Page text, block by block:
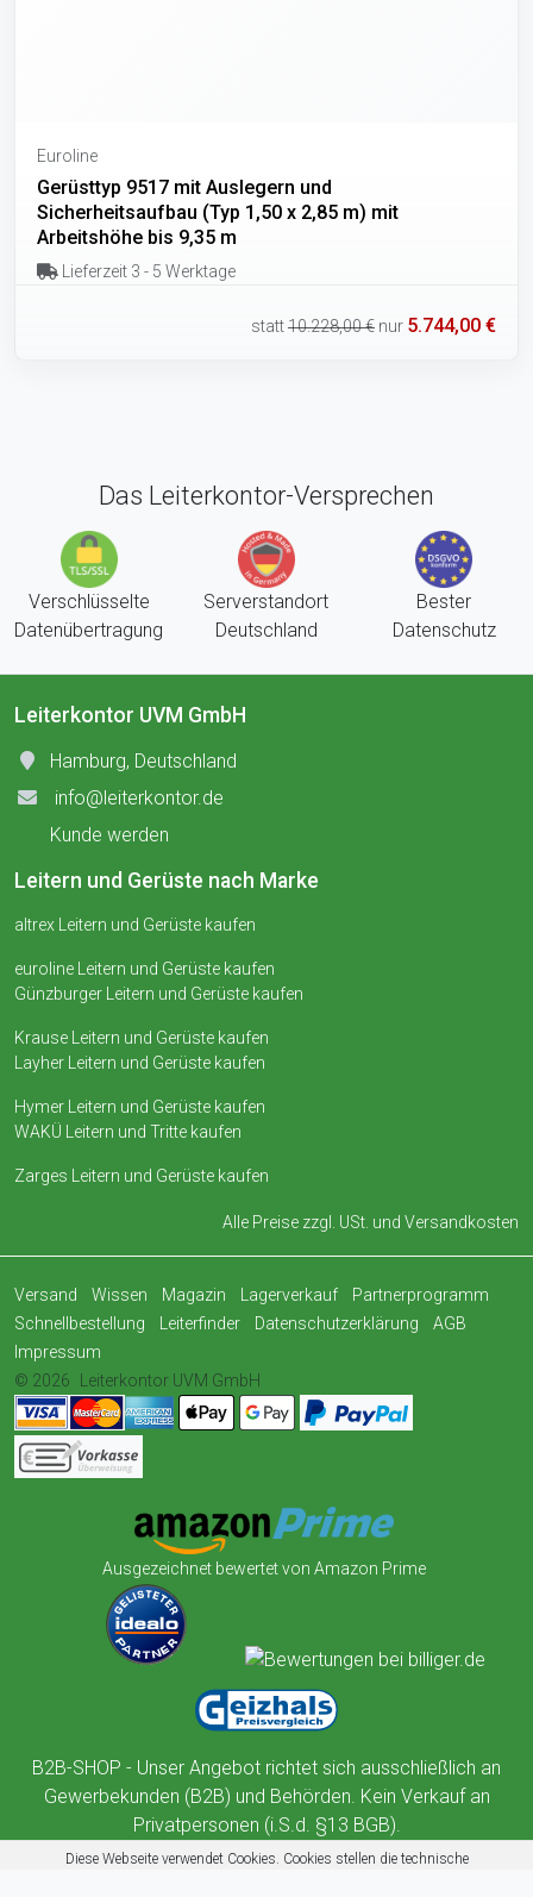
Euroline
Gerüsttyp 9517 mit Auslegern und
Sicherheitsaufbau (Typ 1,50 x 2,85 m) mit
Arbeitshöhe bis 9,35 m
Lieferzeit 3 - 5 Werktage
statt10.228,00 € nur 5.744,00 €
Das Leiterkontor-Versprechen
Verschlüsselte
Datenübertragung
Serverstandort
Deutschland
Bester
Datenschutz
Leiterkontor UVM GmbH
Hamburg, Deutschland
info@leiterkontor.de
Kunde werden
Leitern und Gerüste nach Marke
altrex Leitern und Gerüste kaufen
euroline Leitern und Gerüste kaufen
Günzburger Leitern und Gerüste kaufen
Krause Leitern und Gerüste kaufen
Layher Leitern und Gerüste kaufen
Hymer Leitern und Gerüste kaufen
WAKÜ Leitern und Tritte kaufen
Zarges Leitern und Gerüste kaufen
Alle Preise zzgl. USt. und Versandkosten
Versand Wissen Magazin Lagerverkauf
Partnerprogramm
Schnellbestellung
Leiterfinder Datenschutzerklärung
AGB
Impressum
© 2026
Leiterkontor UVM GmbH
Ausgezeichnet bewertet von Amazon Prime
B2B-SHOP - Unser Angebot richtet sich ausschließlich an
Gewerbekunden (B2B) und Behörden. Kein Verkauf an
Privatpersonen (i.S.d. §13 BGB).
Diese Webseite verwendet Cookies. Cookies stellen die technische